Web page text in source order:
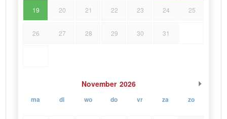
19 20 21 22 23 24 25
26 27 28 29 30 31
November 2026
ma di wo do vr za zo